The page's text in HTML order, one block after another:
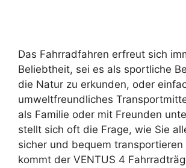
Das Fahrradfahren erfreut sich
Beliebtheit, sei es als sportliche
die Natur zu erkunden, oder
umweltfreundliches
als Familie oder mit Freunden
stellt sich oft die Frage, wie Sie
sicher und bequem transportieren
kommt der VENTUS 4